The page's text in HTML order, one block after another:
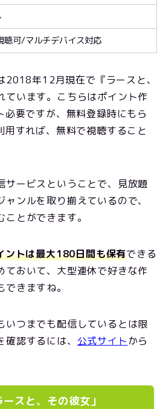
聴可/マルチデバイス対応
2018年12月現在で『ラースと、
ています。こちらはポイント作
要ですが、無料登録時にもら
すれば、無料で視聴すること
サービスということで、見放題
ンルを取り揃えているので、
とができます。
ントは最大180日間も保有できる
ておいて、大型連休で好きな作
きますね。
いつまでも配信しているとは限
認するには、 公式サイト から
スと、その彼女」